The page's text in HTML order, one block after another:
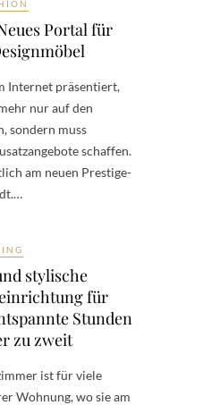
Portal für
Internet präsentiert,
nur auf den
sondern muss
schaffen.
am neuen Prestige-
stylische
für
Stunden
zu zweit
ist für viele
Wohnung, wo sie am